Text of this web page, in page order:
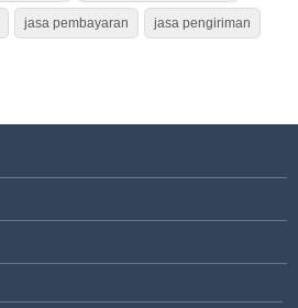
jasa pembayaran jasa pengiriman